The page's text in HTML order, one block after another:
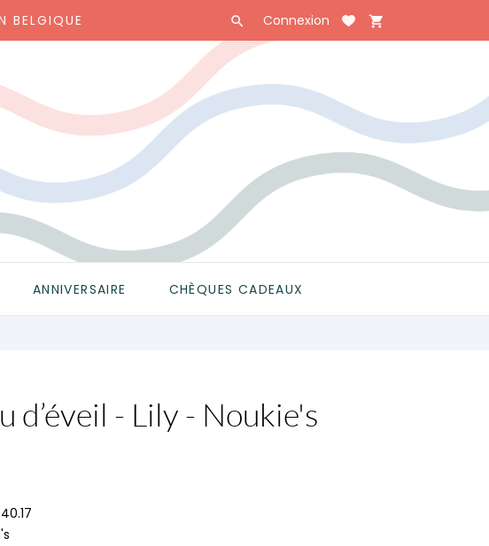
BELGIQUE  Connexion shopping_cart
ANNIVERSAIRE CHÈQUES CADEAUX
d’éveil - Lily - Noukie's